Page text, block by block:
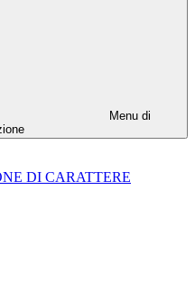
Menu di
DI CARATTERE